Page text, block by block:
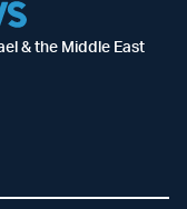
& the Middle East